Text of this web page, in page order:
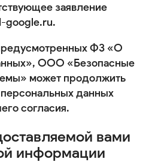
заявление
google.ru.
ФЗ «О
ООО «Безопасные
может продолжить
данных
согласия.
вами
информации